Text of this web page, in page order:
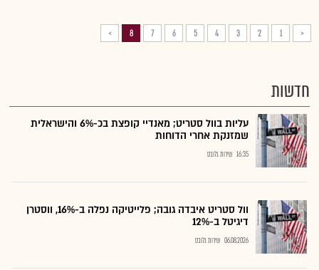
<
1
2
3
4
5
6
7
8
>
חדשות
עליות בוול סטריט; מאנדיי קופצת בכ-6% והישראלית
שמזנקת אחרי הדוחות
16:35 שירות גלובס
וול סטריט איבדה גובה; פלייטיקה נפלה ב-16%, ווסטרן
דיגיטל ב-12%
06.08.2026 שירות גלובס